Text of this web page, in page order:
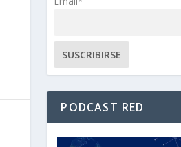
PODCAST RED